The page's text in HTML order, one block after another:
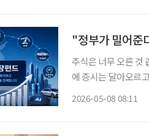
"정부가 밀어준
주식은 너무 오른 것
에 증시는 달아오르고
2026-05-08 08:11